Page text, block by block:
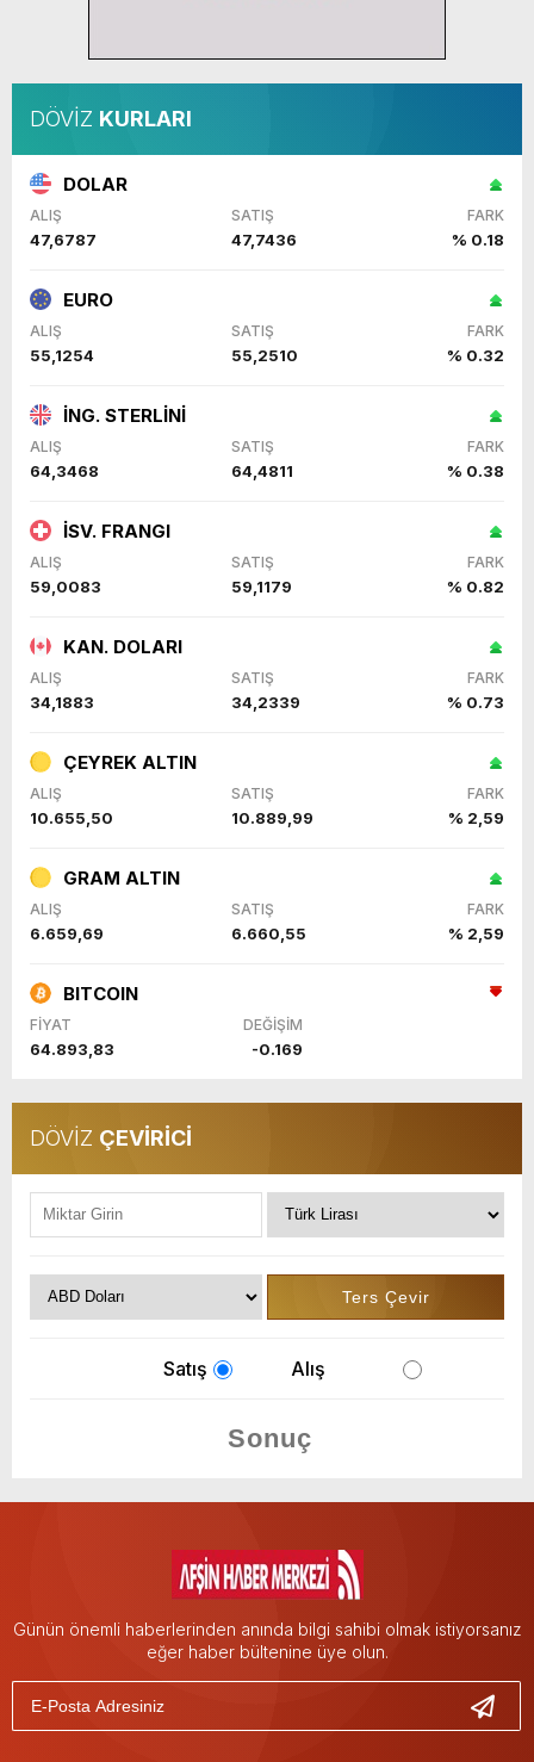
DÖVİZ KURLARI
DOLAR
ALIŞ SATIŞ FARK
47,6787 47,7436 % 0.18
EURO
ALIŞ SATIŞ FARK
55,1254 55,2510 % 0.32
İNG. STERLİNİ
ALIŞ SATIŞ FARK
64,3468 64,4811 % 0.38
İSV. FRANGI
ALIŞ SATIŞ FARK
59,0083 59,1179 % 0.82
KAN. DOLARI
ALIŞ SATIŞ FARK
34,1883 34,2339 % 0.73
ÇEYREK ALTIN
ALIŞ SATIŞ FARK
10.655,50 10.889,99 % 2,59
GRAM ALTIN
ALIŞ SATIŞ FARK
6.659,69 6.660,55 % 2,59
BITCOIN
FİYAT DEĞİŞİM
64.893,83 -0.169
DÖVİZ ÇEVİRİCİ
Satış Alış
Günün önemli haberlerinden anında bilgi sahibi olmak istiyorsanız
eğer haber bültenine üye olun.